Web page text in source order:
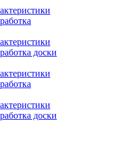
доски
доски